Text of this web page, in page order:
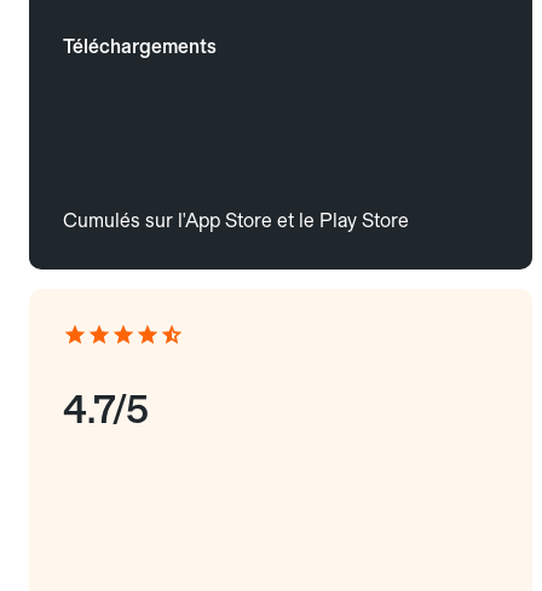
Téléchargements
Cumulés sur l'App Store et le Play Store
4.7/5